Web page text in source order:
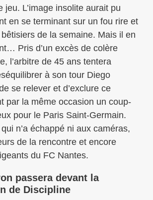
jeu. L’image insolite aurait pu
en se terminant sur un fou rire et
de la semaine. Mais il en
Pris d’un excès de colère
l’arbitre de 45 ans tentera
à son tour Diego
se relever et d’exclure ce
par la même occasion un coup-
pour le Paris Saint-Germain.
n’a échappé ni aux caméras,
de la rencontre et encore
du FC Nantes.
passera devant la
de Discipline